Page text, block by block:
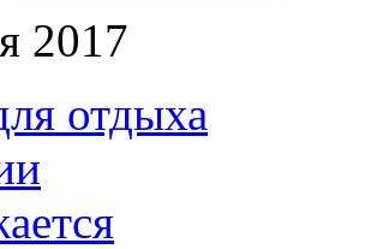
2017
отдыха